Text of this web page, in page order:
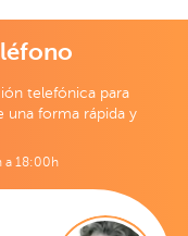
telefónica para
una forma rápida y
a 18:00h